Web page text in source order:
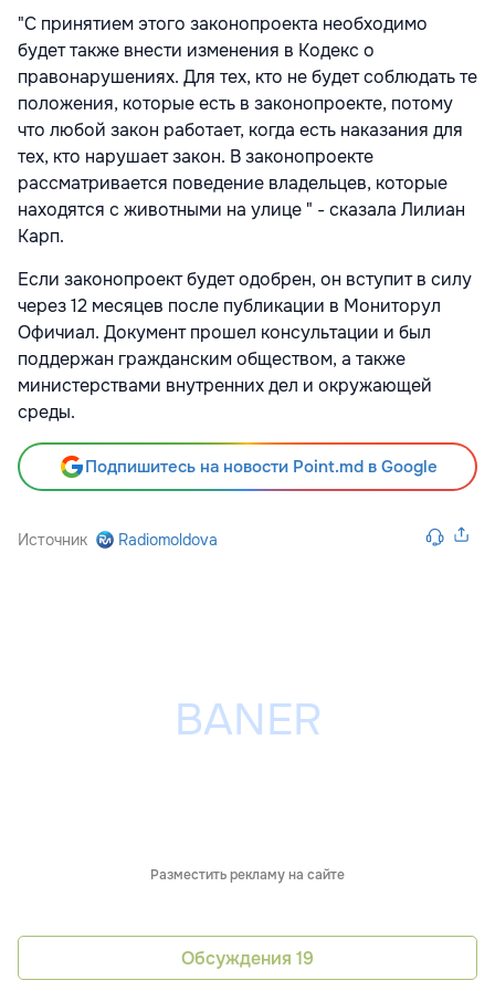
"С принятием этого законопроекта необходимо
будет также внести изменения в Кодекс о
правонарушениях. Для тех, кто не будет соблюдать те
положения, которые есть в законопроекте, потому
что любой закон работает, когда есть наказания для
тех, кто нарушает закон. В законопроекте
рассматривается поведение владельцев, которые
находятся с животными на улице " - сказала Лилиан
Карп.
Если законопроект будет одобрен, он вступит в силу
через 12 месяцев после публикации в Мониторул
Офичиал. Документ прошел консультации и был
поддержан гражданским обществом, а также
министерствами внутренних дел и окружающей
среды.
Подпишитесь на новости Point.md в Google
Источник Radiomoldova
Разместить рекламу на сайте
Обсуждения 19